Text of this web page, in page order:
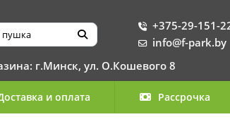
+375-29-151-
info@f-park.by
г.Минск, ул. О.Кошевого 8
и оплата Рассрочка